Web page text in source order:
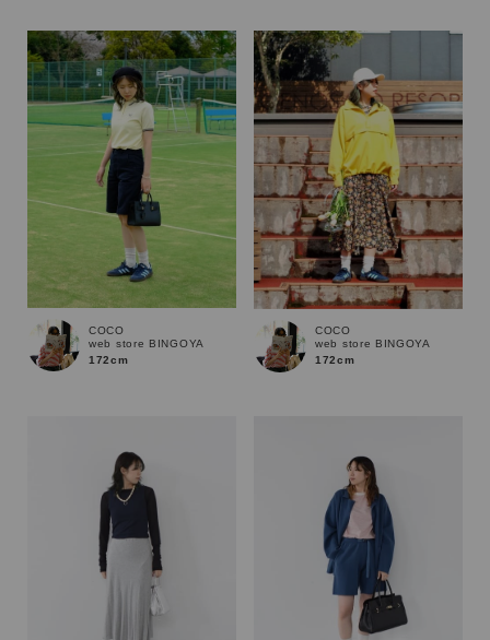
COCO
web store BINGOYA
172cm
COCO
web store BINGOYA
172cm